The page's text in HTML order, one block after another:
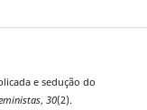
e sedução do
, 30(2).